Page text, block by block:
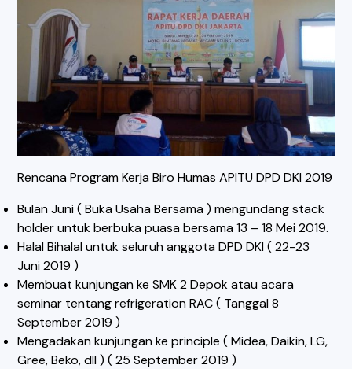
Rencana Program Kerja Biro Humas APITU DPD DKI 2019
Bulan Juni ( Buka Usaha Bersama ) mengundang stack
holder untuk berbuka puasa bersama 13 – 18 Mei 2019.
Halal Bihalal untuk seluruh anggota DPD DKI ( 22-23
Juni 2019 )
Membuat kunjungan ke SMK 2 Depok atau acara
seminar tentang refrigeration RAC ( Tanggal 8
September 2019 )
Mengadakan kunjungan ke principle ( Midea, Daikin, LG,
Gree, Beko, dll ) ( 25 September 2019 )